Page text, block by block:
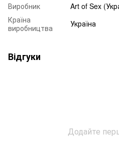
Виробник
Art of Sex
Країна
виробництва
Україна
Відгуки
Додайте